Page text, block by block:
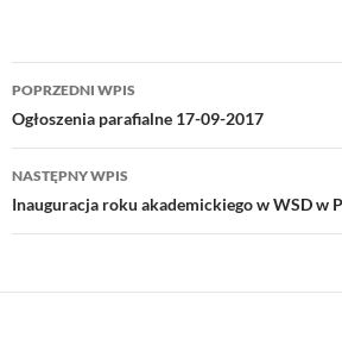
Nawigacja
wpisu
POPRZEDNI WPIS
Ogłoszenia parafialne 17-09-2017
NASTĘPNY WPIS
Inauguracja roku akademickiego w WSD w